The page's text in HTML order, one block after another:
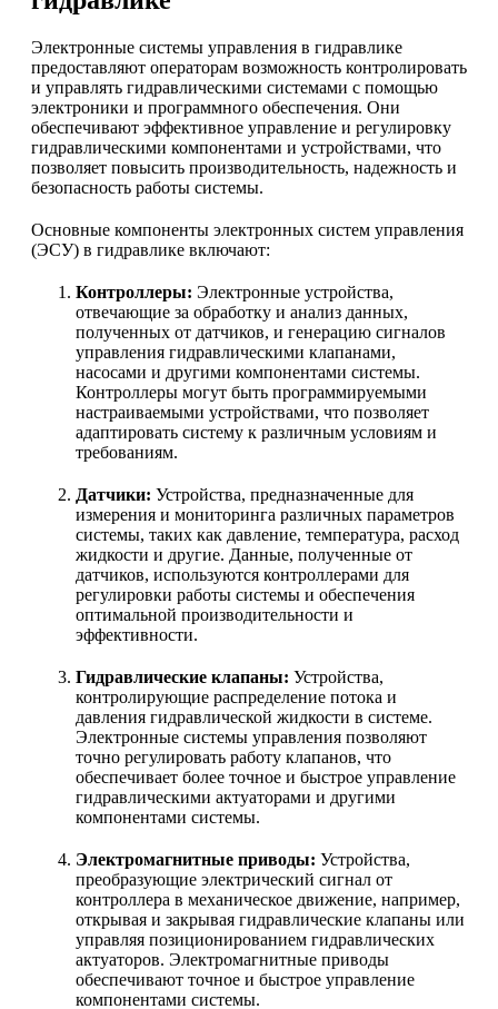
Электронные системы управления в гидравлике
предоставляют операторам возможность контролировать
и управлять гидравлическими системами с помощью
электроники и программного обеспечения. Они
обеспечивают эффективное управление и регулировку
гидравлическими компонентами и устройствами, что
позволяет повысить производительность, надежность и
безопасность работы системы.
Основные компоненты электронных систем управления
(ЭСУ) в гидравлике включают:
Контроллеры: Электронные устройства,
отвечающие за обработку и анализ данных,
полученных от датчиков, и генерацию сигналов
управления гидравлическими клапанами,
насосами и другими компонентами системы.
Контроллеры могут быть программируемыми
настраиваемыми устройствами, что позволяет
адаптировать систему к различным условиям и
требованиям.
Датчики: Устройства, предназначенные для
измерения и мониторинга различных параметров
системы, таких как давление, температура, расход
жидкости и другие. Данные, полученные от
датчиков, используются контроллерами для
регулировки работы системы и обеспечения
оптимальной производительности и
эффективности.
Гидравлические клапаны: Устройства,
контролирующие распределение потока и
давления гидравлической жидкости в системе.
Электронные системы управления позволяют
точно регулировать работу клапанов, что
обеспечивает более точное и быстрое управление
гидравлическими актуаторами и другими
компонентами системы.
Электромагнитные приводы: Устройства,
преобразующие электрический сигнал от
контроллера в механическое движение, например,
открывая и закрывая гидравлические клапаны или
управляя позиционированием гидравлических
актуаторов. Электромагнитные приводы
обеспечивают точное и быстрое управление
компонентами системы.